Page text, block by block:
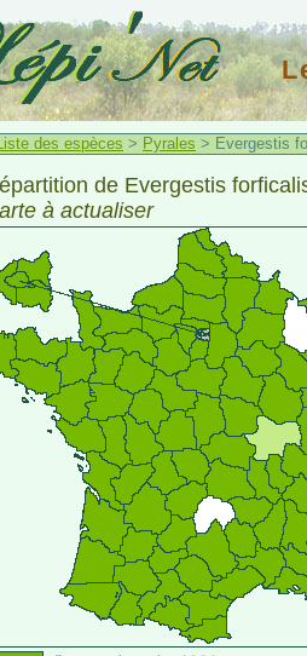
des espèces > Pyrales > Evergestis
de Evergestis
à actualiser